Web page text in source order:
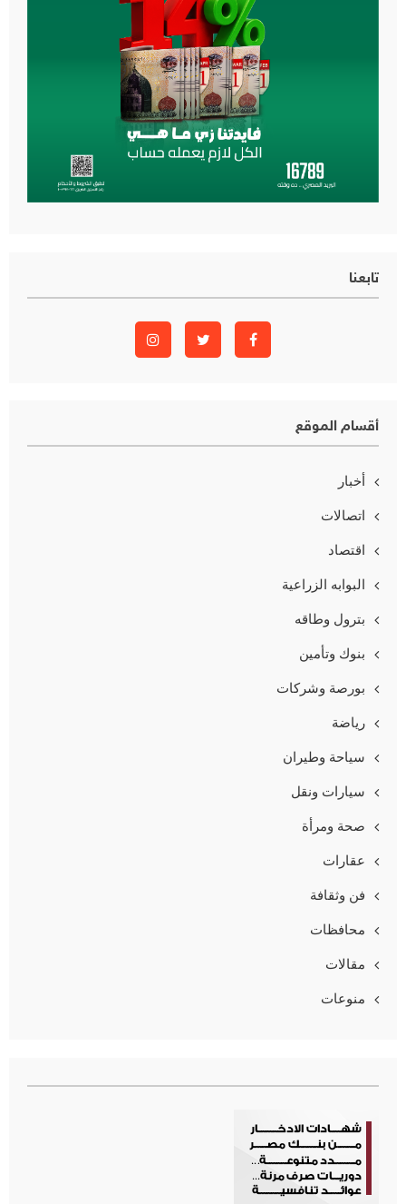
تابعنا
أقسام الموقع
أخبار
اتصالات
اقتصاد
البوابه الزراعية
بترول وطاقه
بنوك وتأمين
بورصة وشركات
رياضة
سياحة وطيران
سيارات ونقل
صحة ومرأة
عقارات
فن وثقافة
محافظات
مقالات
منوعات